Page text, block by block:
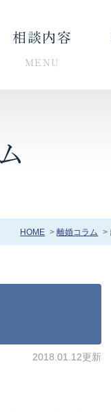
相談内容
MENU
HOME 離婚コラム
2018.01.12更新